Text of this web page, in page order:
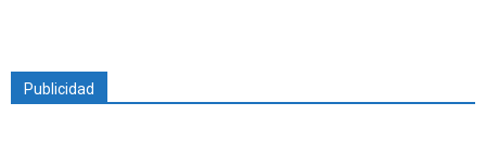
Publicidad